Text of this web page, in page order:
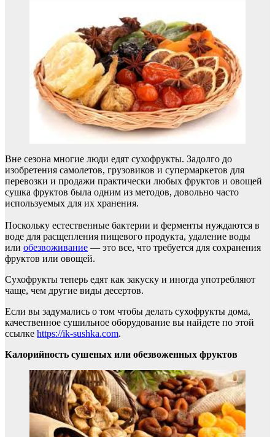
Вне сезона многие люди едят сухофрукты. Задолго до
изобретения самолетов, грузовиков и супермаркетов для
перевозки и продажи практически любых фруктов и овощей
сушка фруктов была одним из методов, довольно часто
используемых для их хранения.
Поскольку естественные бактерии и ферменты нуждаются в
воде для расщепления пищевого продукта, удаление воды
или обезвоживание — это все, что требуется для сохранения
фруктов или овощей.
Сухофрукты теперь едят как закуску и иногда употребляют
чаще, чем другие виды десертов.
Если вы задумались о том чтобы делать сухофрукты дома,
качественное сушильное оборудование вы найдете по этой
ссылке https://ik-sushka.com.
Калорийность сушеных или обезвоженных фруктов